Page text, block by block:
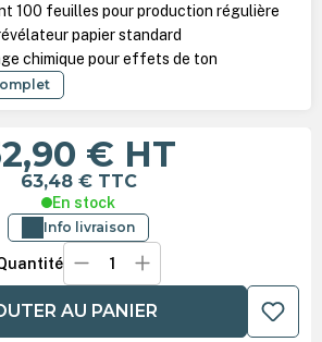
100 feuilles pour production régulière
papier standard
chimique pour effets de ton
€ HT
63,48 € TTC
En stock
Info livraison
AU PANIER